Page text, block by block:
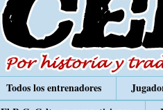
Todos los entrenadores